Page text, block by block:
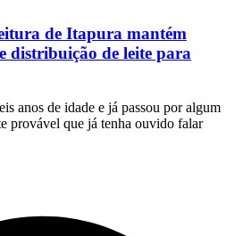
de Itapura mantém
distribuição de leite para
anos de idade e já passou por algum
provável que já tenha ouvido falar